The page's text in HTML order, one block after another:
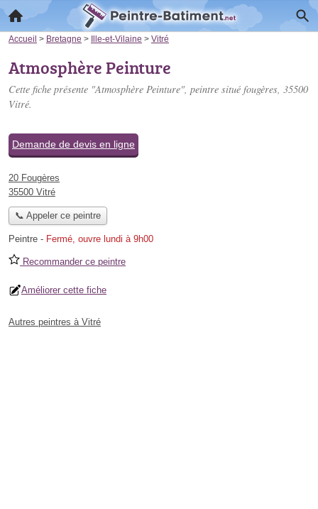
Accueil > Bretagne > Ille-et-Vilaine > Vitré
Atmosphère Peinture
Cette fiche présente "Atmosphère Peinture", peintre situé fougères, 35500
Vitré.
Demande de devis en ligne
20 Fougères
35500 Vitré
📞 Appeler ce peintre
Peintre - Fermé, ouvre lundi à 9h00
Recommander ce peintre
Améliorer cette fiche
Autres peintres à Vitré